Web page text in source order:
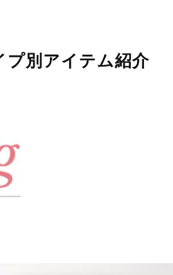
プ別アイテム紹介